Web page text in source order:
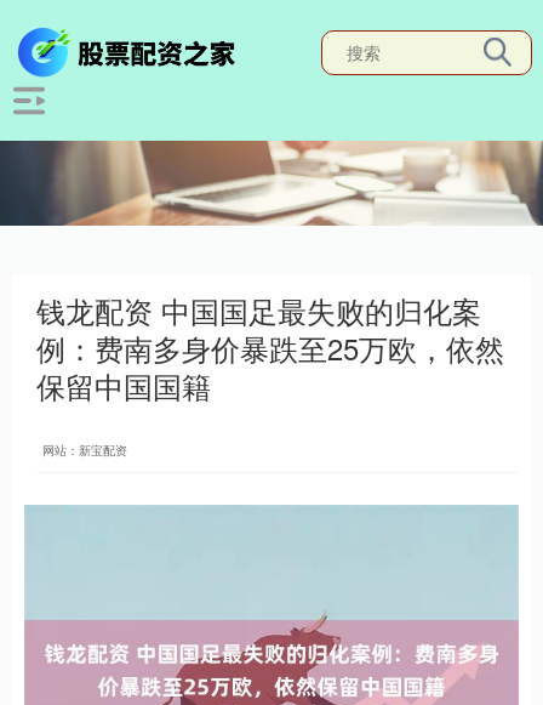
钱龙配资 中国国足最失败的归化案
例：费南多身价暴跌至25万欧，依然
保留中国国籍
网站：新宝配资